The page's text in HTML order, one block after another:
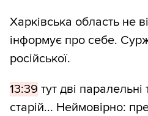
Харківська область не
інформує про себе.
російської.
13:39 тут дві
старій... Неймовірно: